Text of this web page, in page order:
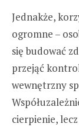
Jednakże,
ogromne –
się budować
przejąć
wewnętrzny
cierpienie,